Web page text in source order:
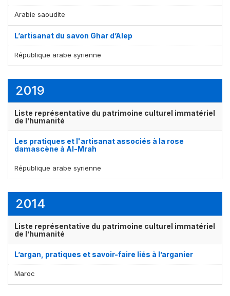
Affichage par et
Arabie saoudite
L’artisanat du savon Ghar d’Alep
République arabe syrienne
2019
Liste représentative du patrimoine culturel immatériel
de l’humanité
Les pratiques et l'artisanat associés à la rose
damascène à Al-Mrah
République arabe syrienne
2014
Liste représentative du patrimoine culturel immatériel
de l’humanité
L’argan, pratiques et savoir-faire liés à l’arganier
Maroc